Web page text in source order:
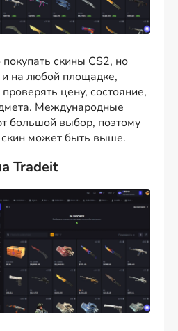
скины CS2, но
и на любой площадке,
цену, состояние,
Международные
большой выбор, поэтому
может быть выше.
Tradeit